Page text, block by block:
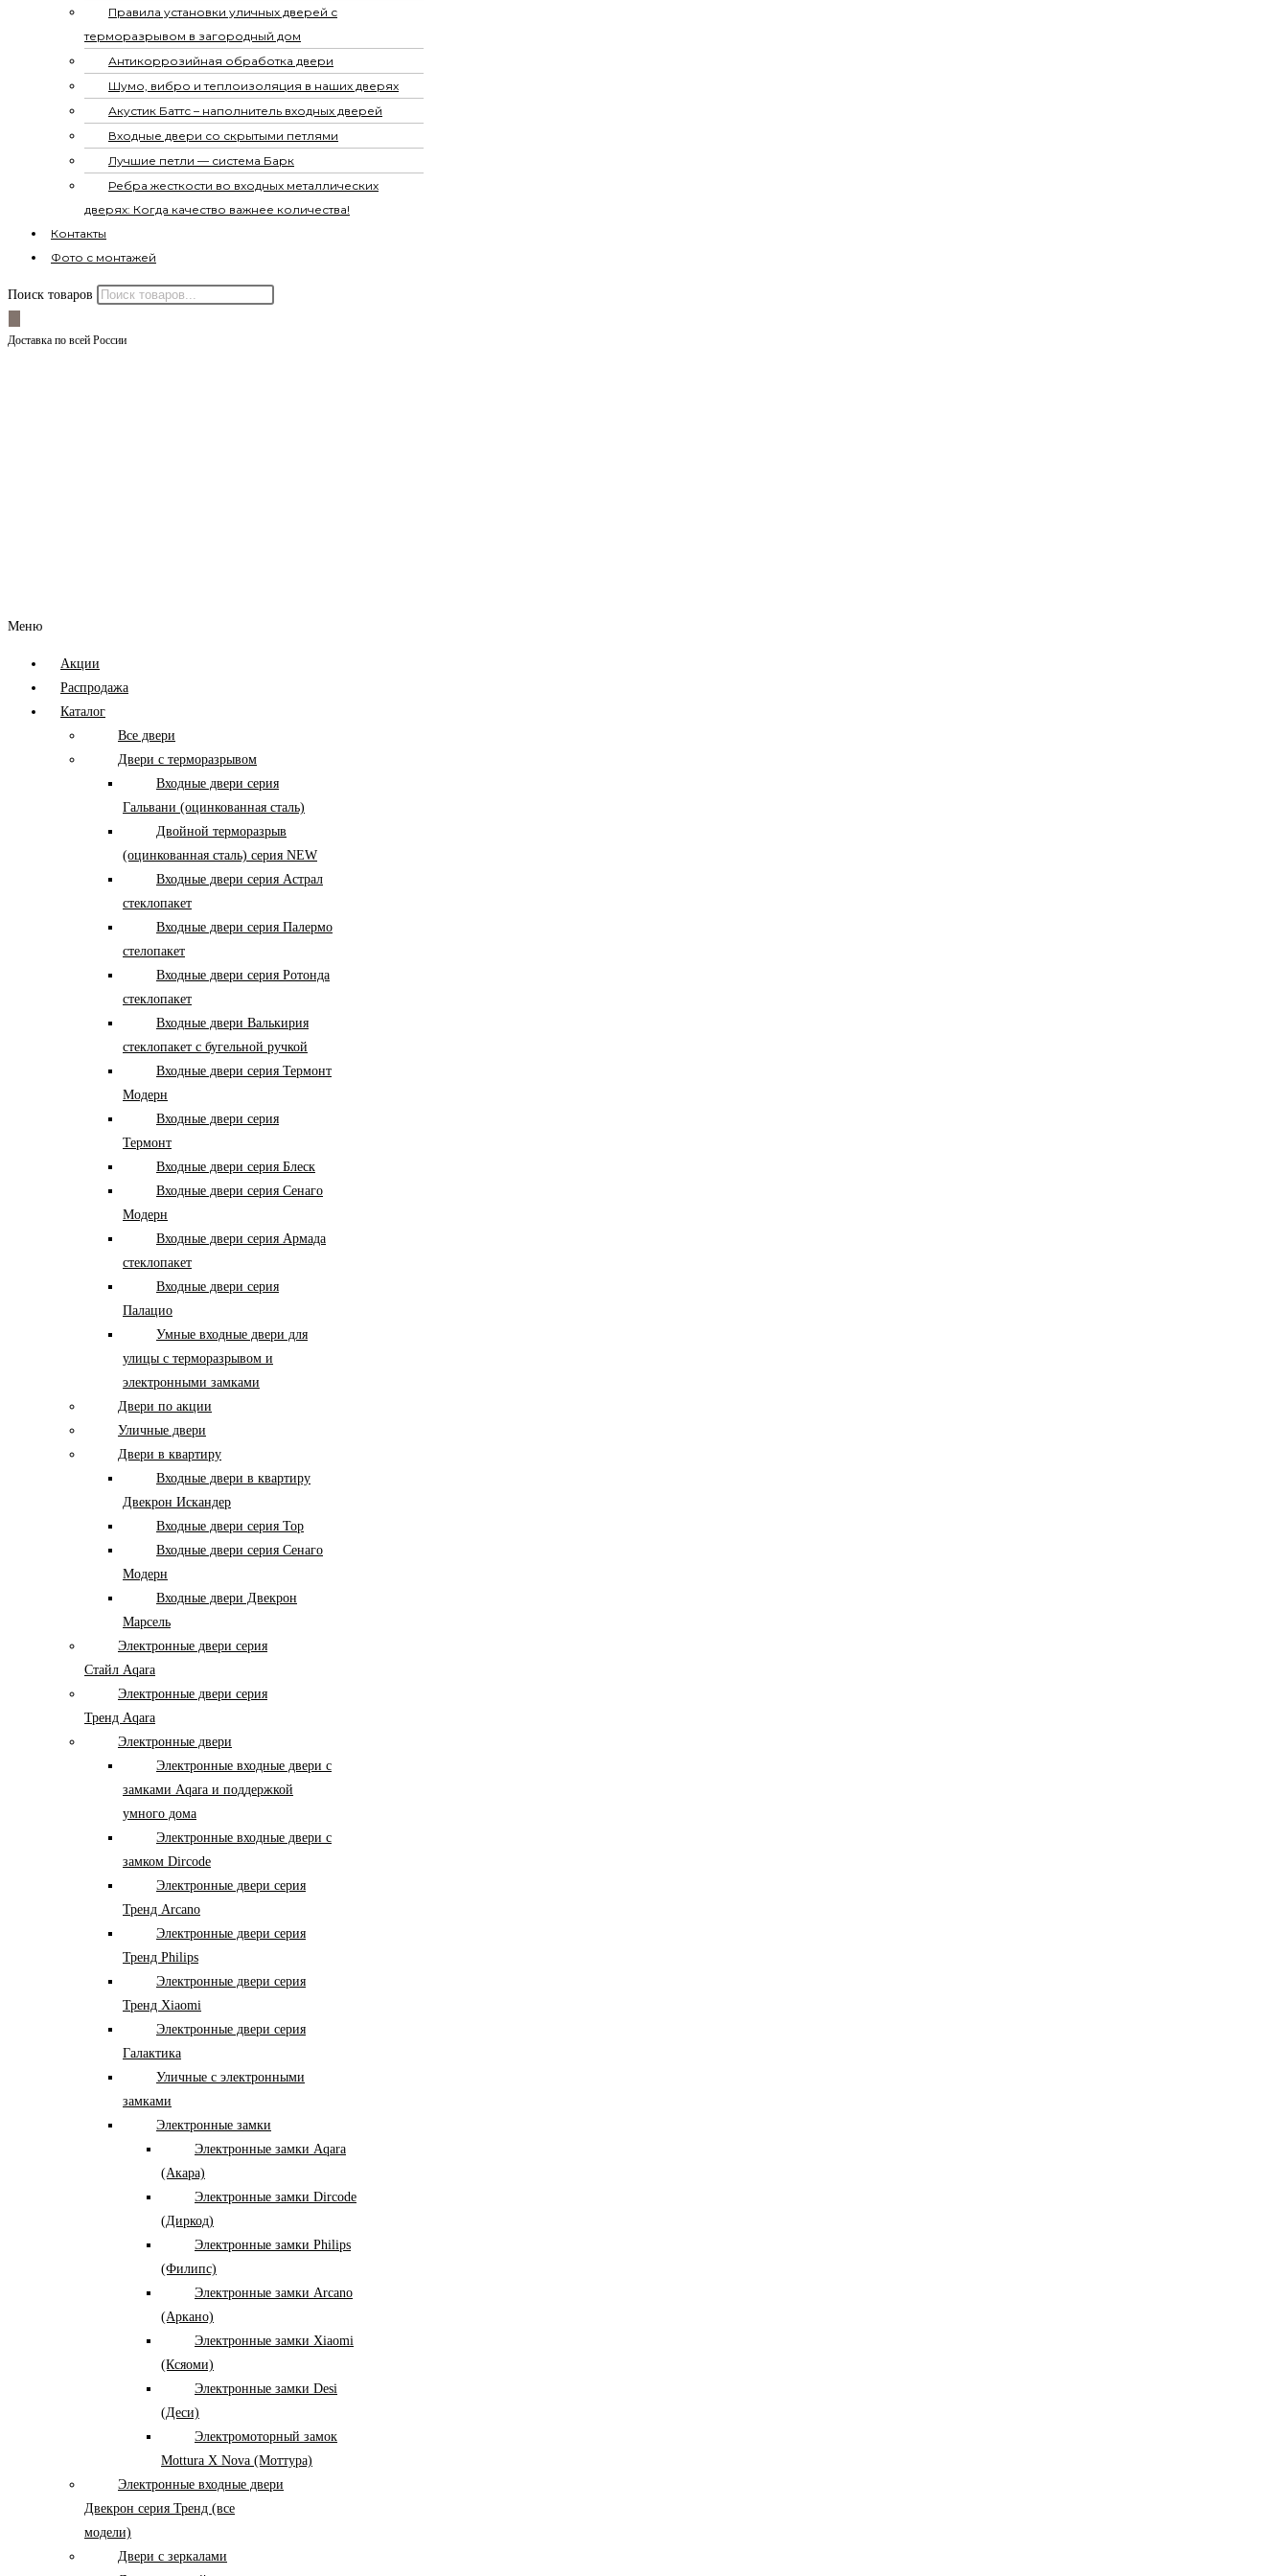
Правила установки уличных дверей с
терморазрывом в загородный дом
Антикоррозийная обработка двери
Шумо, вибро и теплоизоляция в наших дверях
Акустик Баттс – наполнитель входных дверей
Входные двери со скрытыми петлями
Лучшие петли — система Барк
Ребра жесткости во входных металлических
дверях: Когда качество важнее количества!
Контакты
Фото с монтажей
Поиск товаров
Доставка по всей России
Меню
Акции
Распродажа
Каталог
Все двери
Двери с терморазрывом
Входные двери серия
Гальвани (оцинкованная сталь)
Двойной терморазрыв
(оцинкованная сталь) серия NEW
Входные двери серия Астрал
стеклопакет
Входные двери серия Палермо
стелопакет
Входные двери серия Ротонда
стеклопакет
Входные двери Валькирия
стеклопакет с бугельной ручкой
Входные двери серия Термонт
Модерн
Входные двери серия
Термонт
Входные двери серия Блеск
Входные двери серия Сенаго
Модерн
Входные двери серия Армада
стеклопакет
Входные двери серия
Палацио
Умные входные двери для
улицы с терморазрывом и
электронными замками
Двери по акции
Уличные двери
Двери в квартиру
Входные двери в квартиру
Двекрон Искандер
Входные двери серия Тор
Входные двери серия Сенаго
Модерн
Входные двери Двекрон
Марсель
Электронные двери серия
Стайл Aqara
Электронные двери серия
Тренд Aqara
Электронные двери
Электронные входные двери с
замками Aqara и поддержкой
умного дома
Электронные входные двери с
замком Dircode
Электронные двери серия
Тренд Arcano
Электронные двери серия
Тренд Philips
Электронные двери серия
Тренд Xiaomi
Электронные двери серия
Галактика
Уличные с электронными
замками
Электронные замки
Электронные замки Aqara
(Акара)
Электронные замки Dircode
(Диркод)
Электронные замки Philips
(Филипс)
Электронные замки Arcano
(Аркано)
Электронные замки Xiaomi
(Ксяоми)
Электронные замки Desi
(Деси)
Электромоторный замок
Mottura X Nova (Моттура)
Электронные входные двери
Двекрон серия Тренд (все
модели)
Двери с зеркалами